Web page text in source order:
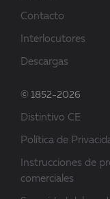
Contacto
Interlocutores
Descargas
© 1852-2026
Distintivo CE
Política de
Instrucciones de
comerciales